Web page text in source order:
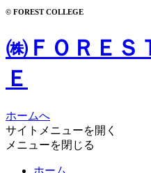
© FOREST COLLEGE
㈱ＦＯＲＥＳ
Ｅ
ホームへ
サイトメニューを開く
メニューを閉じる